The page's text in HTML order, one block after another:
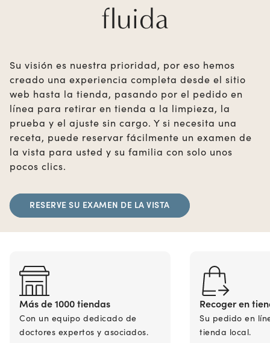
fluida
Su visión es nuestra prioridad, por eso hemos
creado una experiencia completa desde el sitio
web hasta la tienda, pasando por el pedido en
línea para retirar en tienda a la limpieza, la
prueba y el ajuste sin cargo. Y si necesita una
receta, puede reservar fácilmente un examen de
la vista para usted y su familia con solo unos
pocos clics.
RESERVE SU EXAMEN DE LA VISTA
Más de 1000 tiendas
Con un equipo dedicado de
doctores expertos y asociados.
Recoger en
Su pedido en
tienda local.